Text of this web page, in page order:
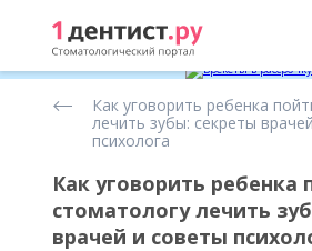
детской
стоматологии
Как уговорить ребенка
лечить зубы: секреты
психолога
Как уговорить ребенка
стоматологу лечить
врачей и советы